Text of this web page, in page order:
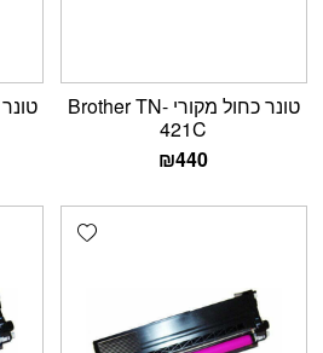
טונר כחול מקורי Brother TN-
421C
₪440
Add wishlist